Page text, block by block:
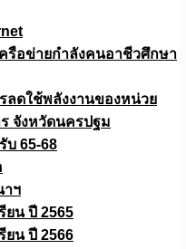
รือข่ายกำลังคนอาชีวศึกษา
ลดใช้พลังงานของหน่วย
จังหวัดนครปฐม
บ 65-68
าฯ
ยน ปี 2565
ยน ปี 2566